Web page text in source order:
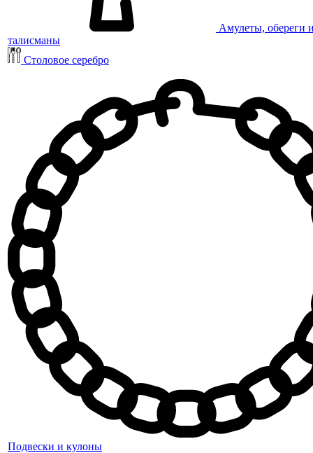
Амулеты, обереги
талисманы
Столовое серебро
Подвески и кулоны